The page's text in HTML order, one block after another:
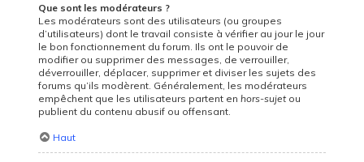
Que sont les modérateurs ?
Les modérateurs sont des utilisateurs (ou groupes
d’utilisateurs) dont le travail consiste à vérifier au jour le jour
le bon fonctionnement du forum. Ils ont le pouvoir de
modifier ou supprimer des messages, de verrouiller,
déverrouiller, déplacer, supprimer et diviser les sujets des
forums qu’ils modèrent. Généralement, les modérateurs
empêchent que les utilisateurs partent enhors-sujetou
publient du contenu abusif ou offensant.
Haut